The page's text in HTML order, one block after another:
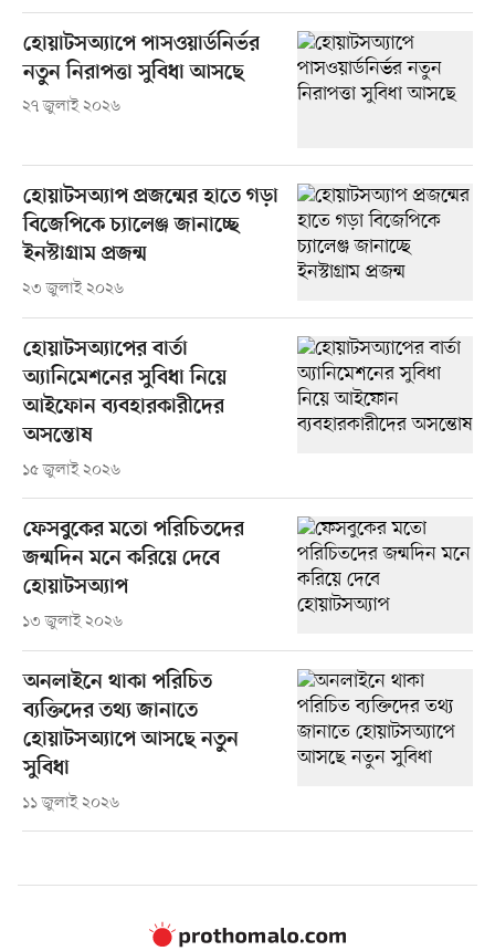
হোয়াটসঅ্যাপে পাসওয়ার্ডনির্ভর
নতুন নিরাপত্তা সুবিধা আসছে
২৭ জুলাই ২০২৬
হোয়াটসঅ্যাপ প্রজন্মের হাতে গড়া
বিজেপিকে চ্যালেঞ্জ জানাচ্ছে
ইনস্টাগ্রাম প্রজন্ম
২৩ জুলাই ২০২৬
হোয়াটসঅ্যাপের বার্তা
অ্যানিমেশনের সুবিধা নিয়ে
আইফোন ব্যবহারকারীদের
অসন্তোষ
১৫ জুলাই ২০২৬
ফেসবুকের মতো পরিচিতদের
জন্মদিন মনে করিয়ে দেবে
হোয়াটসঅ্যাপ
১৩ জুলাই ২০২৬
অনলাইনে থাকা পরিচিত
ব্যক্তিদের তথ্য জানাতে
হোয়াটসঅ্যাপে আসছে নতুন
সুবিধা
১১ জুলাই ২০২৬